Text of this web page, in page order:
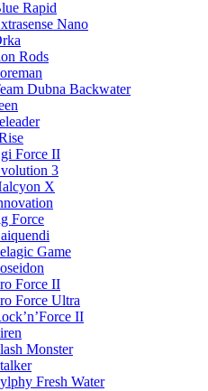
Rapid
Nano
Rods
Dubna Backwater
Force II
3
X
Force
Game
Force II
Force Ultra
II
Monster
Fresh Water